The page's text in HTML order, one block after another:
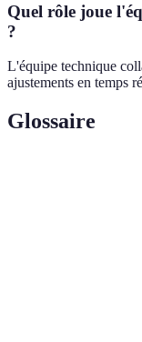
Quel rôle joue
?
L'équipe technique
ajustements en temps
Glossaire